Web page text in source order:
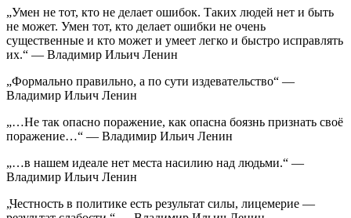
„Умен не тот, кто не делает ошибок. Таких людей нет и быть
не может. Умен тот, кто делает ошибки не очень
существенные и кто может и умеет легко и быстро исправлять
их.“ — Владимир Ильич Ленин
„Формально правильно, а по сути издевательство“ —
Владимир Ильич Ленин
„…Не так опасно поражение, как опасна боязнь признать своё
поражение…“ — Владимир Ильич Ленин
„…в нашем идеале нет места насилию над людьми.“ —
Владимир Ильич Ленин
„Честность в политике есть результат силы, лицемерие —